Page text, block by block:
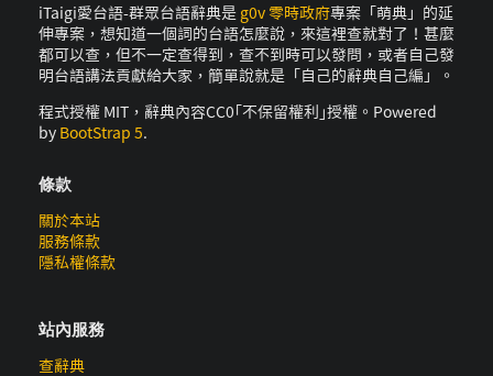
iTaigi愛台語-群眾台語辭典是 g0v 零時政府專案「萌典」的延
伸專案，想知道一個詞的台語怎麼說，來這裡查就對了！甚麼
都可以查，但不一定查得到，查不到時可以發問，或者自己發
明台語講法貢獻給大家，簡單說就是「自己的辭典自己編」。
程式授權 MIT，辭典內容CC0｢不保留權利｣授權。Powered
by BootStrap 5.
條款
關於本站
服務條款
隱私權條款
站內服務
查辭典